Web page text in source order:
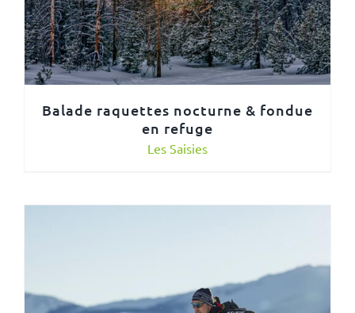
Balade raquettes nocturne & fondue
en refuge
Les Saisies